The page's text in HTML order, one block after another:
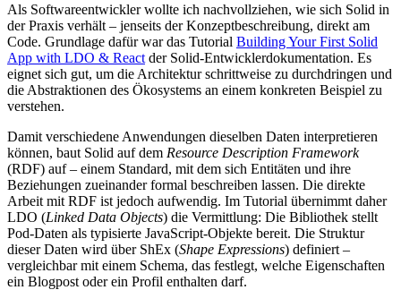
Als Softwareentwickler wollte ich nachvollziehen, wie sich Solid in
der Praxis verhält – jenseits der Konzeptbeschreibung, direkt am
Code. Grundlage dafür war das Tutorial Building Your First Solid
App with LDO & React der Solid-Entwicklerdokumentation. Es
eignet sich gut, um die Architektur schrittweise zu durchdringen und
die Abstraktionen des Ökosystems an einem konkreten Beispiel zu
verstehen.
Damit verschiedene Anwendungen dieselben Daten interpretieren
können, baut Solid auf dem Resource Description Framework
(RDF) auf – einem Standard, mit dem sich Entitäten und ihre
Beziehungen zueinander formal beschreiben lassen. Die direkte
Arbeit mit RDF ist jedoch aufwendig. Im Tutorial übernimmt daher
LDO (Linked Data Objects) die Vermittlung: Die Bibliothek stellt
Pod-Daten als typisierte JavaScript-Objekte bereit. Die Struktur
dieser Daten wird über ShEx (Shape Expressions) definiert –
vergleichbar mit einem Schema, das festlegt, welche Eigenschaften
ein Blogpost oder ein Profil enthalten darf.